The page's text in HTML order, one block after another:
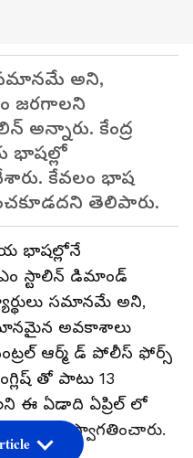
సమానమే అని,
జరగాలని
అన్నారు. కేంద్ర
భాషల్లో
కేవలం భాష
తెలిపారు.
భాషల్లోనే
స్టాలిన్ డిమాండ్
సమానమే అని,
అవకాశాలు
ఆర్మ్ డ్ పోలీస్ ఫోర్స్
తో పాటు 13
ఈ ఏడాది ఏప్రిల్ లో
స్వాగతించారు.